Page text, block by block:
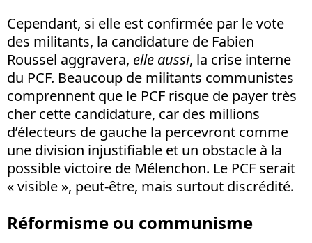
Cependant, si elle est confirmée par le vote
des militants, la candidature de Fabien
Roussel aggravera, elle aussi, la crise interne
du PCF. Beaucoup de militants communistes
comprennent que le PCF risque de payer très
cher cette candidature, car des millions
d’électeurs de gauche la percevront comme
une division injustifiable et un obstacle à la
possible victoire de Mélenchon. Le PCF serait
« visible », peut-être, mais surtout discrédité.
Réformisme ou communisme